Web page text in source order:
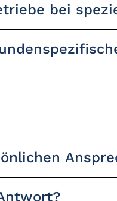
bei